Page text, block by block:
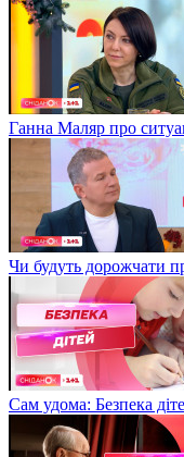
Ганна Маляр про
Чи будуть дорожчати
Сам удома: Безпека